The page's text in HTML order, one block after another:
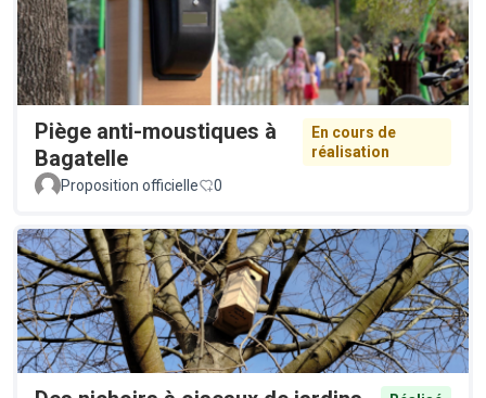
Piège anti-moustiques à
Bagatelle
En cours de
réalisation
Proposition officielle
0